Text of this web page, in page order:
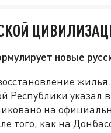
новые
Республики указал
на
того, как на